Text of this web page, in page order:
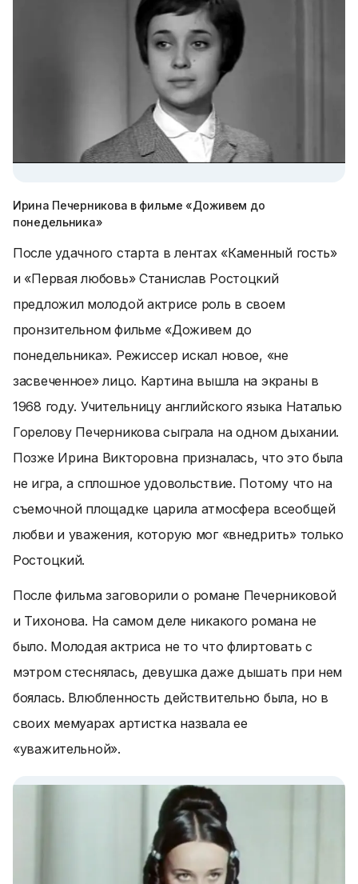
Ирина Печерникова в фильме «Доживем до
понедельника»
После удачного старта в лентах «Каменный гость»
и «Первая любовь» Станислав Ростоцкий
предложил молодой актрисе роль в своем
пронзительном фильме «Доживем до
понедельника». Режиссер искал новое, «не
засвеченное» лицо. Картина вышла на экраны в
1968 году. Учительницу английского языка Наталью
Горелову Печерникова сыграла на одном дыхании.
Позже Ирина Викторовна призналась, что это была
не игра, а сплошное удовольствие. Потому что на
съемочной площадке царила атмосфера всеобщей
любви и уважения, которую мог «внедрить» только
Ростоцкий.
После фильма заговорили о романе Печерниковой
и Тихонова. На самом деле никакого романа не
было. Молодая актриса не то что флиртовать с
мэтром стеснялась, девушка даже дышать при нем
боялась. Влюбленность действительно была, но в
своих мемуарах артистка назвала ее
«уважительной».